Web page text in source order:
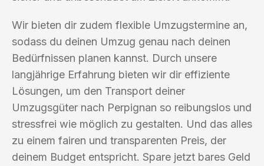
Wir bieten dir zudem flexible Umzugstermine an,
sodass du deinen Umzug genau nach deinen
Bedürfnissen planen kannst. Durch unsere
langjährige Erfahrung bieten wir dir effiziente
Lösungen, um den Transport deiner
Umzugsgüter nach Perpignan so reibungslos und
stressfrei wie möglich zu gestalten. Und das alles
zu einem fairen und transparenten Preis, der
deinem Budget entspricht. Spare jetzt bares Geld